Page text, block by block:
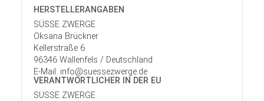
HERSTELLER­ANGABEN
SÜSSE ZWERGE
Oksana Brückner
Kellerstraße 6
96346 Wallenfels / Deutschland
E-Mail: info@suessezwerge.de
VERANTWORT­LICHER IN DER EU
SÜSSE ZWERGE